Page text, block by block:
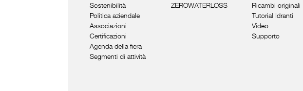
Sostenibilità
Politica aziendale
Associazioni
Certificazioni
Agenda della fiera
Segmenti di attività
ZEROWATERLOSS
Ricambi originali
Tutorial Idranti
Video
Supporto